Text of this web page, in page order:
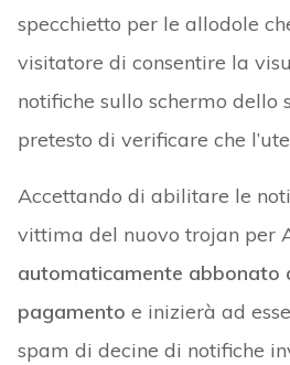
specchietto per le allodole
visitatore di consentire la
notifiche sullo schermo dello
pretesto di verificare che
Accettando di abilitare le
vittima del nuovo trojan per
automaticamente abbonato
pagamento e inizierà ad
spam di decine di notifiche